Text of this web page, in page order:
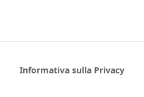
Informativa sulla Privacy